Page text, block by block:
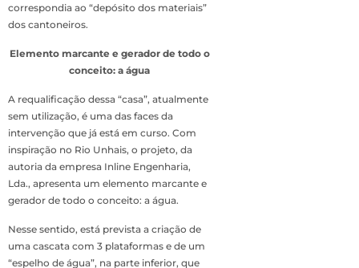
correspondia ao “depósito dos materiais”
dos cantoneiros.
Elemento marcante e gerador de todo o
conceito: a água
A requalificação dessa “casa”, atualmente
sem utilização, é uma das faces da
intervenção que já está em curso. Com
inspiração no Rio Unhais, o projeto, da
autoria da empresa Inline Engenharia,
Lda., apresenta um elemento marcante e
gerador de todo o conceito: a água.
Nesse sentido, está prevista a criação de
uma cascata com 3 plataformas e de um
“espelho de água”, na parte inferior, que